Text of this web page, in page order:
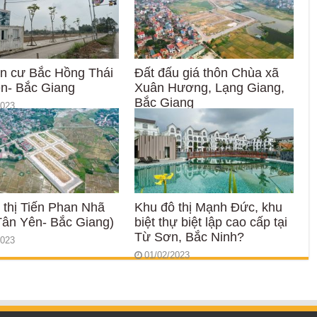
cư Bắc Hồng Thái
Bắc Giang
Đất đấu giá thôn Chùa xã
Xuân Hương, Lạng Giang,
Bắc Giang
22/03/2023
Tiến Phan Nhã
Yên- Bắc Giang)
Khu đô thị Mạnh Đức, khu
biệt thự biệt lập cao cấp tại
Từ Sơn, Bắc Ninh?
01/02/2023